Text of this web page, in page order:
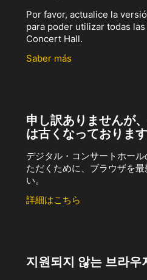
Por favor, actualice la
para poder utilizar todas
Concert Hall.
Saber más
申し訳ありませんが
は古くなっております
デジタル・コンサートホー
ただくために、ブラウザを
い。
詳細はこちら
지원되지 않는 브라우